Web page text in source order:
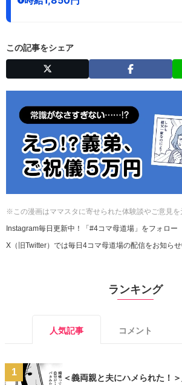
この記事をシェア
※この漫画はママスタに寄せられた体験談やご意見を
Instagram毎日更新中！「#4コマ母道場」をフォロー
X（旧Twitter）では毎日4コマ母道場の配信をお知らせ
ランキング
人気記事 コメント
1
＜義両親と夫にハメられた！